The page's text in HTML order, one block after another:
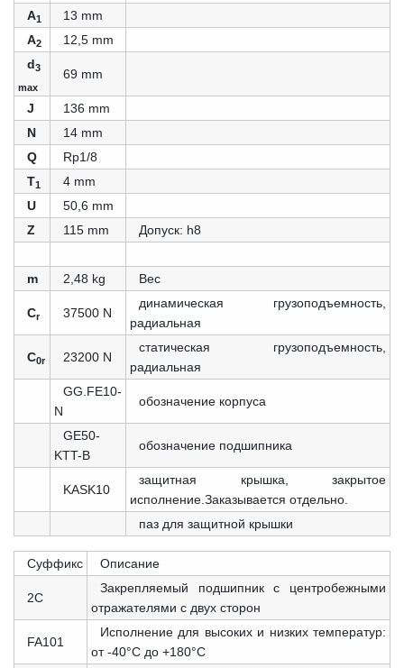
A1
13 mm
A2
12,5 mm
d3
max
69 mm
J
136 mm
N
14 mm
Q
Rp1/8
T1
4 mm
U
50,6 mm
Z
115 mm Допуск: h8
m 2,48 kg Вес
Cr 37500 N
динамическая грузоподъемность,
радиальная
C0r 23200 N
статическая грузоподъемность,
радиальная
GG.FE10-
N
обозначение корпуса
GE50-
KTT-B
обозначение подшипника
KASK10
защитная крышка, закрытое
исполнение.Заказывается отдельно.
паз для защитной крышки
Суффикс Описание
2C
Закрепляемый подшипник с центробежными
отражателями с двух сторон
FA101
Исполнение для высоких и низких температур:
от -40°C до +180°C